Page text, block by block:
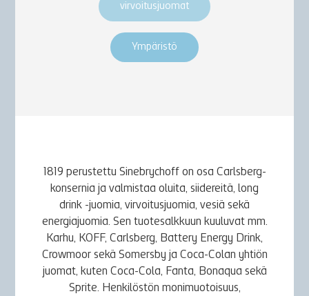
virvoitusjuomat
Ympäristö
1819 perustettu Sinebrychoff on osa Carlsberg-
konsernia ja valmistaa oluita, siidereitä, long
drink -juomia, virvoitusjuomia, vesiä sekä
energiajuomia. Sen tuotesalkkuun kuuluvat mm.
Karhu, KOFF, Carlsberg, Battery Energy Drink,
Crowmoor sekä Somersby ja Coca-Colan yhtiön
juomat, kuten Coca-Cola, Fanta, Bonaqua sekä
Sprite. Henkilöstön monimuotoisuus,